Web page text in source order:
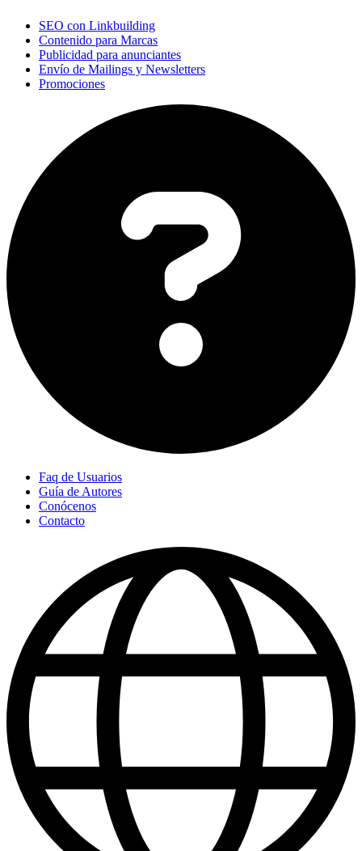
SEO con Linkbuilding
Contenido para Marcas
Publicidad para anunciantes
Envío de Mailings y Newsletters
Promociones
Faq de Usuarios
Guía de Autores
Conócenos
Contacto